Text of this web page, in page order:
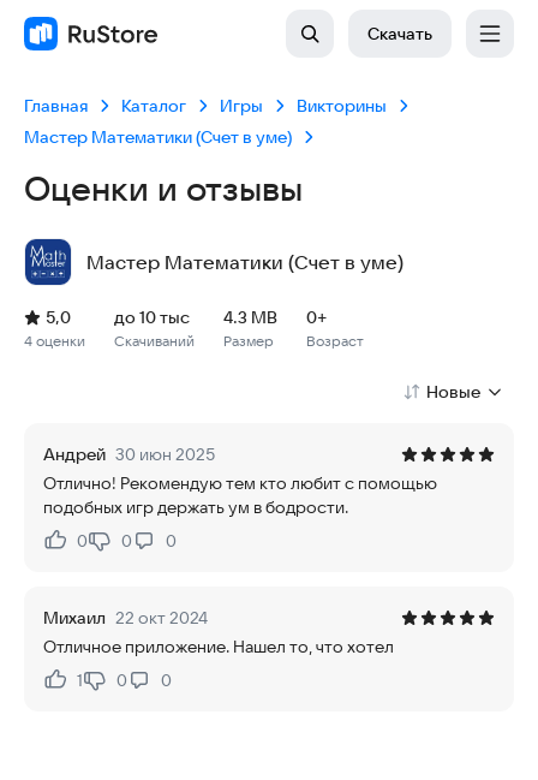
Скачать
Главная Каталог Игры
Викторины
Мастер Математики (Счет в уме)
Оценки и отзывы
Мастер Математики (Счет в уме)
Рейтинг: 5,0, 4 оценки
Скачиваний: до 10 тыс
Размер файла: 4.3 MB
Возрастное ограничение: 4.3 MB
4 оценки
5,0
Скачиваний
до 10 тыс
Размер
4.3 MB
Возраст
0+
Новые
Андрей 30 июн 2025
Отлично! Рекомендую тем кто любит с помощью
подобных игр держать ум в бодрости.
Нравится:
0Не нравится:
0 0
Михаил 22 окт 2024
Отличное приложение. Нашел то, что хотел
Нравится:
1Не нравится:
0 0